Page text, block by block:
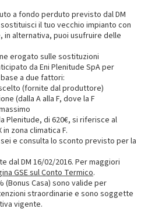
a fondo perduto previsto dal DM
il tuo vecchio impianto con
in alternativa, puoi usufruire delle
erogato sulle sostituzioni
da Eni Plenitude SpA per
a due fattori:
(fornite dal produttore)
(dalla A alla F, dove la F
Plenitude, di 620€, si riferisce al
zona climatica F.
e consulta lo sconto previsto per la
dal DM 16/02/2016. Per maggiori
GSE sul Conto Termico.
(Bonus Casa) sono valide per
straordinarie e sono soggette
vigente.